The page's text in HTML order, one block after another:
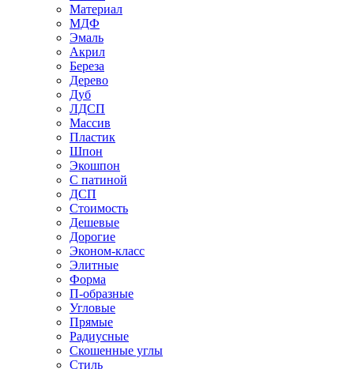
Материал
МДФ
Эмаль
Акрил
Береза
Дерево
Дуб
ЛДСП
Массив
Пластик
Шпон
Экошпон
С патиной
ДСП
Стоимость
Дешевые
Дорогие
Эконом-класс
Элитные
Форма
П-образные
Угловые
Прямые
Радиусные
Скошенные углы
Стиль